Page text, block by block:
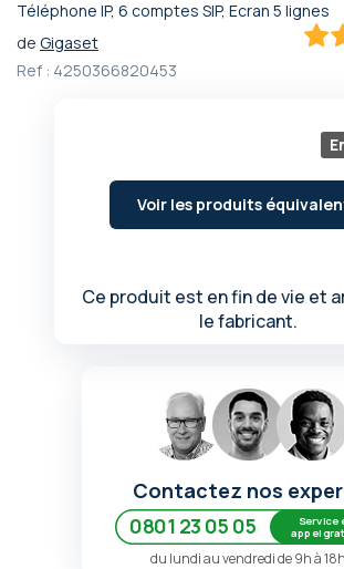
Téléphone IP, 6 comptes SIP, Ecran 5 lignes
de Gigaset
Ref : 4250366820453
Voir les produits
Ce produit est en fin de vie et
le fabricant.
Passer
au
début
Contactez nos
0801 23 05 05
Service
appel
du lundi au vendredi de 9h à 18h